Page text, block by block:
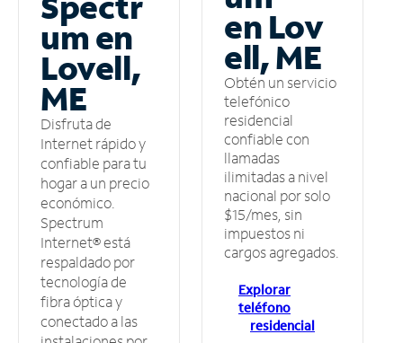
um en
Lovell,
ME
Disfruta de
Internet rápido y
confiable para tu
hogar a un precio
económico.
Spectrum
Internet® está
respaldado por
tecnología de
fibra óptica y
conectado a las
en Lov
ell, ME
Obtén un servicio
telefónico
residencial
confiable con
llamadas
ilimitadas a nivel
nacional por solo
$15/mes, sin
impuestos ni
cargos agregados.
Explorar
teléfono
residencial